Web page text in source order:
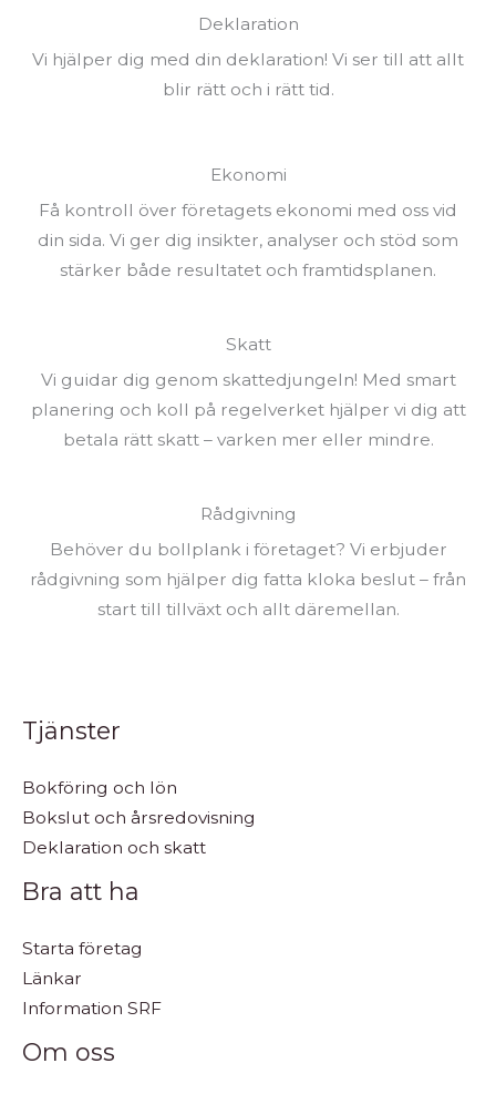
Deklaration
Vi hjälper dig med din deklaration! Vi ser till att allt
blir rätt och i rätt tid.
Ekonomi
Få kontroll över företagets ekonomi med oss vid
din sida. Vi ger dig insikter, analyser och stöd som
stärker både resultatet och framtidsplanen.
Skatt
Vi guidar dig genom skattedjungeln! Med smart
planering och koll på regelverket hjälper vi dig att
betala rätt skatt – varken mer eller mindre.
Rådgivning
Behöver du bollplank i företaget? Vi erbjuder
rådgivning som hjälper dig fatta kloka beslut – från
start till tillväxt och allt däremellan.
Tjänster
Bokföring och lön
Bokslut och årsredovisning
Deklaration och skatt
Bra att ha
Starta företag
Länkar
Information SRF
Om oss